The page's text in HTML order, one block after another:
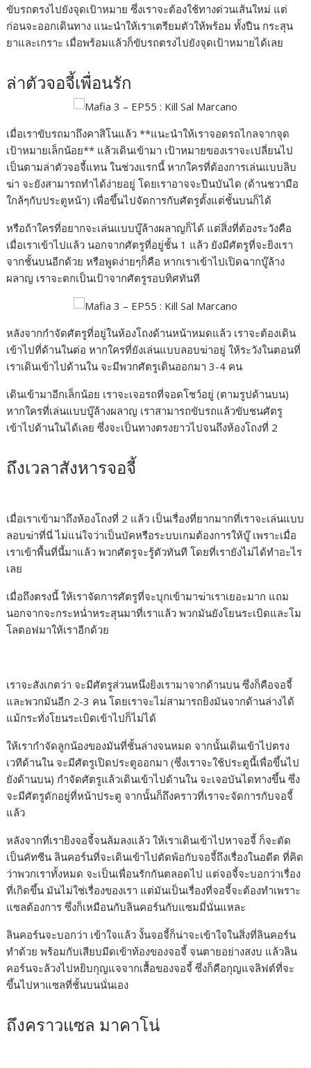
ขับรถตรงไปยังจุดเป้าหมาย ซึ่งเราจะต้องใช้ทางด่วนเส้นใหม่ แต่
ก่อนจะออกเดินทาง แนะนำให้เราเตรียมตัวให้พร้อม ทั้งปืน กระสุน
ยาและเกราะ เมื่อพร้อมแล้วก็ขับรถตรงไปยังจุดเป้าหมายได้เลย
ล่าตัวจอจี้เพื่อนรัก
เมื่อเราขับรถมาถึงคาสิโนแล้ว **แนะนำให้เราจอดรถไกลจากจุด
เป้าหมายเล็กน้อย** แล้วเดินเข้ามา เป้าหมายของเราจะเปลี่ยนไป
เป็นตามล่าตัวจอจี้แทน ในช่วงแรกนี้ หากใครที่ต้องการเล่นแบบลิบ
ฆ่า จะยังสามารถทำได้ง่ายอยู่ โดยเราอาจจะปีนบันได (ด้านชวามือ
ใกล้ๆกับประตูหน้า) เพื่อขึ้นไปจัดการกับศัตรูตั้งแต่ชั้นบนก็ได้
หรือถ้าใครที่อยากจะเล่นแบบบู๊ล้างผลาญก็ได้ แต่สิ่งที่ต้องระวังคือ
เมื่อเราเข้าไปแล้ว นอกจากศัตรูที่อยู่ชั้น 1 แล้ว ยังมีศัตรูที่จะยิงเรา
จากชั้นบนอีกด้วย หรือพูดง่ายๆก็คือ หากเราเข้าไปเปิดฉากบู๊ล้าง
ผลาญ เราจะตกเป็นเป้าจากศัตรูรอบทิศทันที
หลังจากกำจัดศัตรูที่อยู่ในห้องโถงด้านหน้าหมดแล้ว เราจะต้องเดิน
เข้าไปที่ด้านในต่อ หากใครที่ยังเล่นแบบลอบฆ่าอยู่ ให้ระวังในตอนที่
เราเดินเข้าไปด้านใน จะมีพวกศัตรูเดินออกมา 3-4 คน
เดินเข้ามาอีกเล็กน้อย เราจะเจอรถที่จอดโชว์อยู่ (ตามรูปด้านบน)
หากใครที่เล่นแบบบู๊ล้างผลาญ เราสามารถขับรถแล้วขับชนศัตรู
เข้าไปด้านในได้เลย ซึ่งจะเป็นทางตรงยาวไปจนถึงห้องโถงที่ 2
ถึงเวลาสังหารจอจี้
เมื่อเราเข้ามาถึงห้องโถงที่ 2 แล้ว เป็นเรื่องที่ยากมากที่เราจะเล่นแบบ
ลอบฆ่าที่นี่ ไม่แน่ใจว่าเป็นบัคหรือระบบเกมต้องการให้บู๊ เพราะเมื่อ
เราเข้าพื้นที่นี้มาแล้ว พวกศัตรูจะรู้ตัวทันที โดยที่เรายังไม่ได้ทำอะไร
เลย
เมื่อถึงตรงนี้ ให้เราจัดการศัตรูที่จะบุกเข้ามาฆ่าเราเยอะมาก แถม
นอกจากจะกระหน่ำหระสุนมาที่เราแล้ว พวกมันยังโยนระเบิดและโม
โลตอฟมาให้เราอีกด้วย
เราจะสังเกตว่า จะมีศัตรูส่วนหนึ่งยิงเรามาจากด้านบน ซึ่งก็คือจอจี้
และพวกมันอีก 2-3 คน โดยเราจะไม่สามารถยิงมันจากด้านล่างได้
แม้กระทั่งโยนระเบิดเข้าไปก็ไม่ได้
ให้เรากำจัดลูกน้องของมันที่ชั้นล่างจนหมด จากนั้นเดินเข้าไปตรง
เวทีด้านใน จะมีศัตรูเปิดประตูออกมา (ซึ่งเราจะใช้ประตูนี้เพื่อขึ้นไป
ยังด้านบน) กำจัดศัตรูแล้วเดินเข้าไปด้านใน จะเจอบันไดทางขึ้น ซึ่ง
จะมีศัตรูดักอยู่ที่หน้าประตู จากนั้นก็ถึงคราวที่เราจะจัดการกับจอจี้
แล้ว
หลังจากที่เรายิงจอจี้จนล้มลงแล้ว ให้เราเดินเข้าไปหาจอจี้ ก็จะตัด
เป็นคัทซีน ลินคอร์นที่จะเดินเข้าไปตัดพ้อกับจอจี้ถึงเรื่องในอดีต ที่คิด
ว่าพวกเราทั้งหมด จะเป็นเพื่อนรักกันตลอดไป แต่จอจี้จะบอกว่าเรื่อง
ที่เกิดขึ้น มันไม่ใช่เรื่องของเรา แต่มันเป็นเรื่องที่จอจี้จะต้องทำเพราะ
แซลต้องการ ซึ่งก็เหมือนกับลินคอร์นกับแซมมี่นั่นแหละ
ลินคอร์นจะบอกว่า เข้าใจแล้ว งั้นจอจี้ก็น่าจะเข้าใจในสิ่งที่ลินคอร์น
ทำด้วย พร้อมกับเสียบมีดเข้าท้องของจอจี้ จนตายอย่างสงบ แล้วลิน
คอร์นจะล้วงไปหยิบกุญแจจากเสื้อของจอจี้ ซึ่งก็คือกุญแจลิฟต์ที่จะ
ขึ้นไปหาแซลที่ชั้นบนนั่นเอง
ถึงคราวแซล มาคาโน่